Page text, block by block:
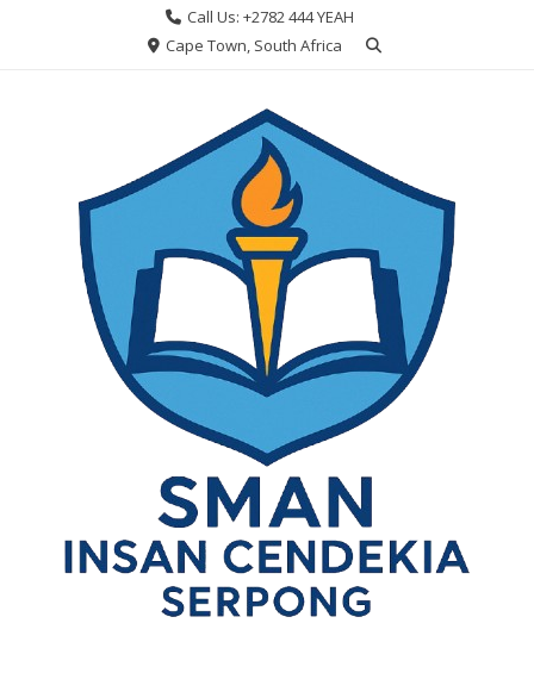
Call Us: +2782 444 YEAH
Cape Town, South Africa